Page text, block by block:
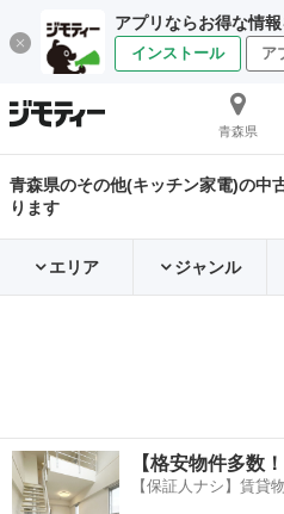
アプリならお得な情
インストール ア
青森県
青森県のその他(キッチン家電)の中
ります
エリア ジャンル
【格安物件多数
【保証人ナシ】賃貸